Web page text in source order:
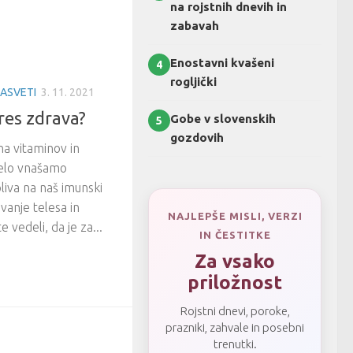
3. 11. 2021
zdrava?
vitaminov in
vnašamo
na naš imunski
telesa in
vedeli, da je za...
na rojstnih dnevih in
zabavah
4
Enostavni kvašeni
rogljički
5
Gobe v slovenskih
gozdovih
NAJLEPŠE MISLI, VERZI
IN ČESTITKE
Za vsako
priložnost
Rojstni dnevi, poroke,
prazniki, zahvale in posebni
trenutki.